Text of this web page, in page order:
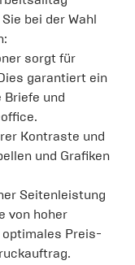
bei der Wahl
sorgt für
garantiert ein
und
Kontraste und
und Grafiken
Seitenleistung
von hoher
optimales Preis-